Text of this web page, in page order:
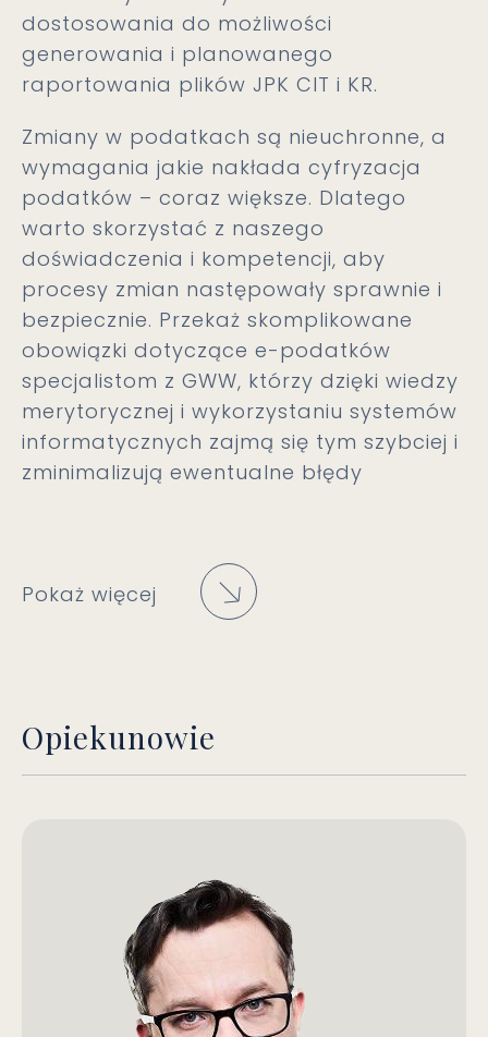
dostosowania do możliwości
generowania i planowanego
raportowania plików JPK CIT i KR.
Zmiany w podatkach są nieuchronne, a
wymagania jakie nakłada cyfryzacja
podatków – coraz większe. Dlatego
warto skorzystać z naszego
doświadczenia i kompetencji, aby
procesy zmian następowały sprawnie i
bezpiecznie. Przekaż skomplikowane
obowiązki dotyczące e-podatków
specjalistom z GWW, którzy dzięki wiedzy
merytorycznej i wykorzystaniu systemów
informatycznych zajmą się tym szybciej i
zminimalizują ewentualne błędy
Pokaż więcej
Opiekunowie